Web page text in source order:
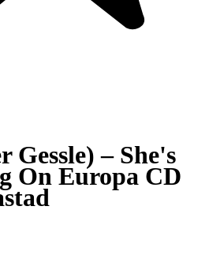
Gessle) – She's
On Europa CD